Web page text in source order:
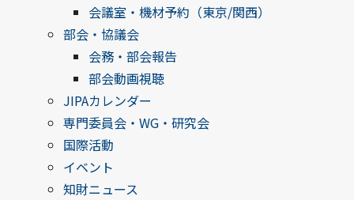
会議室・機材予約（東京/関西）
部会・協議会
会務・部会報告
部会動画視聴
JIPAカレンダー
専門委員会・WG・研究会
国際活動
イベント
知財ニュース